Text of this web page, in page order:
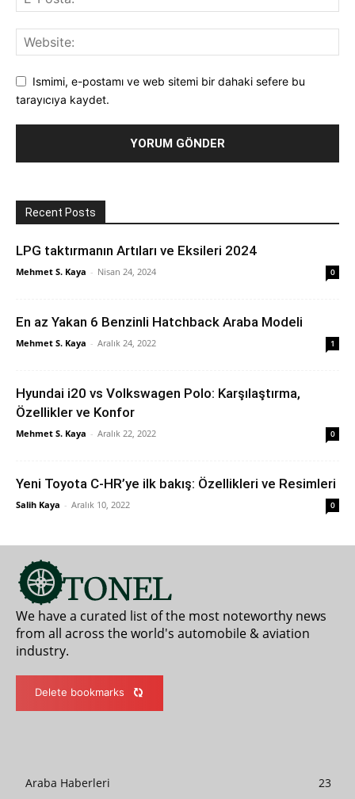
Ismimi, e-postamı ve web sitemi bir dahaki sefere bu
tarayıcıya kaydet.
Recent Posts
LPG taktırmanın Artıları ve Eksileri 2024
Mehmet S. Kaya - Nisan 24, 2024 0
En az Yakan 6 Benzinli Hatchback Araba Modeli
Mehmet S. Kaya - Aralık 24, 2022 1
Hyundai i20 vs Volkswagen Polo: Karşılaştırma,
Özellikler ve Konfor
Mehmet S. Kaya - Aralık 22, 2022 0
Yeni Toyota C-HR’ye ilk bakış: Özellikleri ve Resimleri
Salih Kaya - Aralık 10, 2022 0
We have a curated list of the most noteworthy news
from all across the world's automobile & aviation
industry.
Delete bookmarks
Araba Haberleri
23